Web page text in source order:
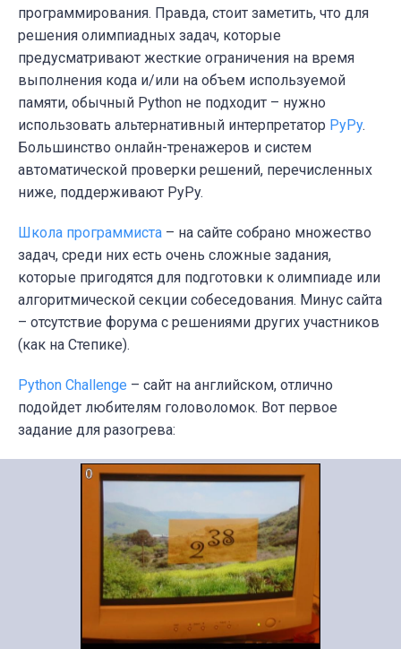
программирования. Правда, стоит заметить, что для
решения олимпиадных задач, которые
предусматривают жесткие ограничения на время
выполнения кода и/или на объем используемой
памяти, обычный Python не подходит – нужно
использовать альтернативный интерпретатор PyPy.
Большинство онлайн-тренажеров и систем
автоматической проверки решений, перечисленных
ниже, поддерживают PyPy.
Школа программиста – на сайте собрано множество
задач, среди них есть очень сложные задания,
которые пригодятся для подготовки к олимпиаде или
алгоритмической секции собеседования. Минус сайта
– отсутствие форума с решениями других участников
(как на Степике).
Python Challenge – сайт на английском, отлично
подойдет любителям головоломок. Вот первое
задание для разогрева: